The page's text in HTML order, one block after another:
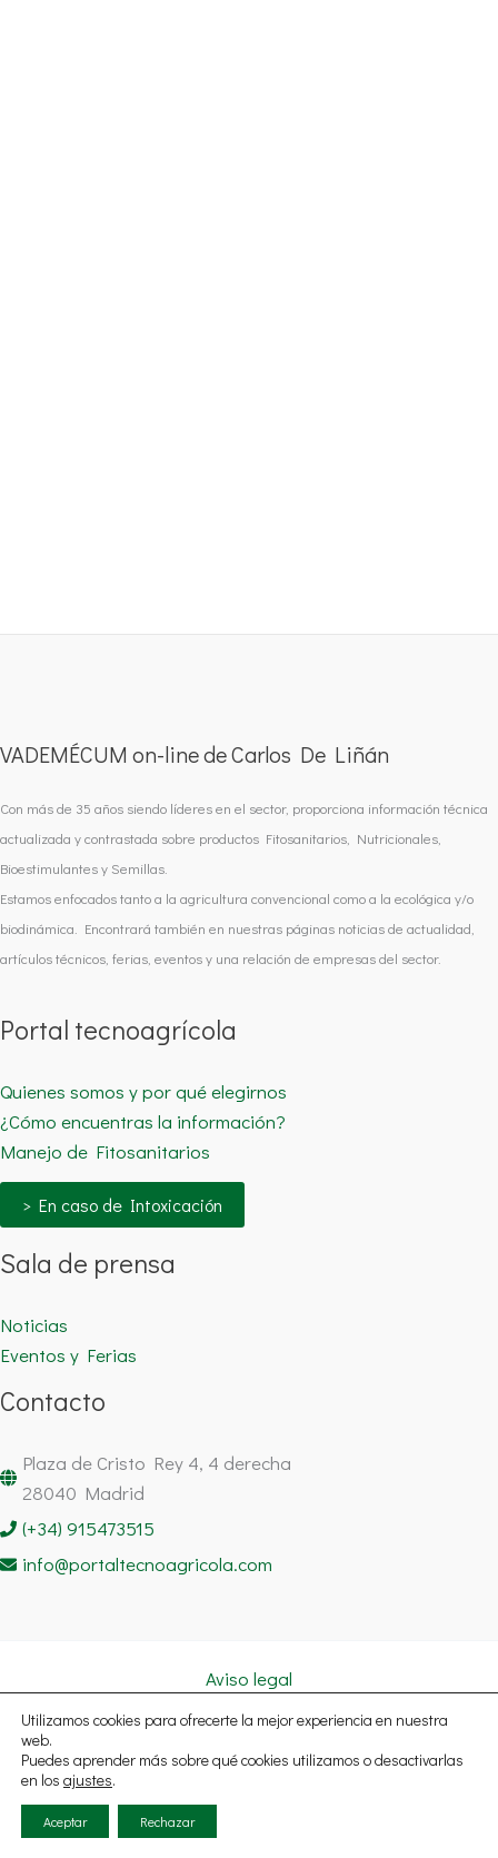
VADEMÉCUM on-line de Carlos De Liñán
Con más de 35 años siendo líderes en el sector, proporciona información técnica
actualizada y contrastada sobre productos Fitosanitarios, Nutricionales,
Bioestimulantes y Semillas.
Estamos enfocados tanto a la agricultura convencional como a la ecológica y/o
biodinámica. Encontrará también en nuestras páginas noticias de actualidad,
artículos técnicos, ferias, eventos y una relación de empresas del sector.
Portal tecnoagrícola
Quienes somos y por qué elegirnos
¿Cómo encuentras la información?
Manejo de Fitosanitarios
> En caso de Intoxicación
Sala de prensa
Noticias
Eventos y Ferias
Contacto
Plaza de Cristo Rey 4, 4 derecha
28040 Madrid
(+34) 915473515
info@portaltecnoagricola.com
Aviso legal
Política de cookies
Copyright © 2026 Portal Tecnoagrícola Noticias España | Todos
los derechos reservados.
Utilizamos cookies para ofrecerte la mejor experiencia en nuestra
web.
Puedes aprender más sobre qué cookies utilizamos o desactivarlas
en los ajustes.
Aceptar Rechazar